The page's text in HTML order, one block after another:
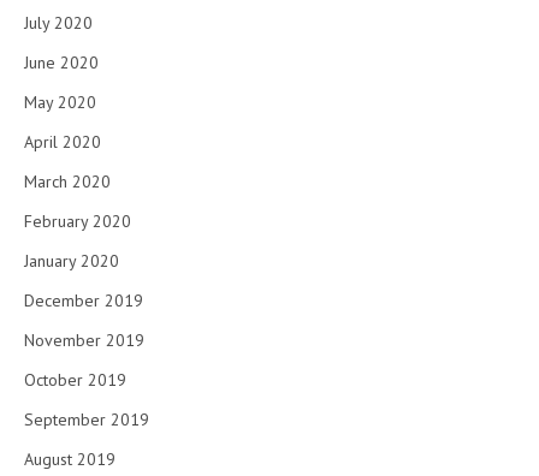
July 2020
June 2020
May 2020
April 2020
March 2020
February 2020
January 2020
December 2019
November 2019
October 2019
September 2019
August 2019